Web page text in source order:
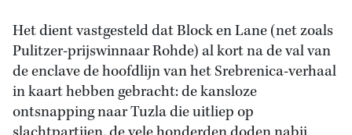
Het dient vastgesteld dat Block en Lane (net zoals
Pulitzer-prijswinnaar Rohde) al kort na de val van
de enclave de hoofdlijn van het Srebrenica-verhaal
in kaart hebben gebracht: de kansloze
ontsnapping naar Tuzla die uitliep op